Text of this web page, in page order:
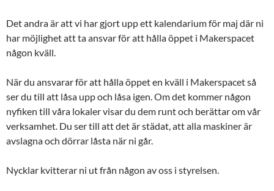
Det andra är att vi har gjort upp ett kalendarium för maj där ni
har möjlighet att ta ansvar för att hålla öppet i Makerspacet
någon kväll.
När du ansvarar för att hålla öppet en kväll i Makerspacet så
ser du till att låsa upp och låsa igen. Om det kommer någon
nyfiken till våra lokaler visar du dem runt och berättar om vår
verksamhet. Du ser till att det är städat, att alla maskiner är
avslagna och dörrar låsta när ni går.
Nycklar kvitterar ni ut från någon av oss i styrelsen.